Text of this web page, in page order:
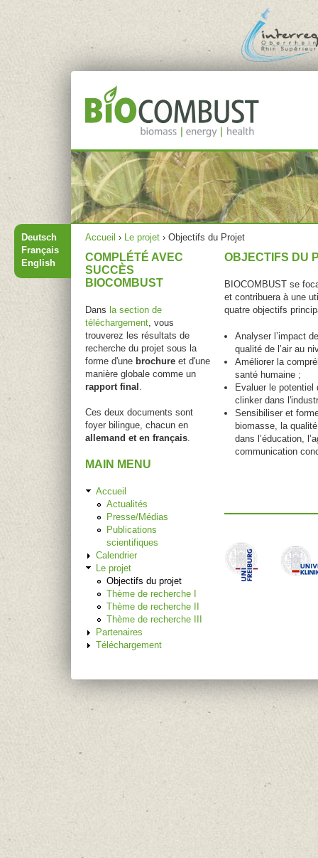
Jump to navigation
Vous êtes ici
Accueil › Le projet › Objectifs du Projet
OBJECTIFS DU
BIOCOMBUST se
et contribuera à une
quatre objectifs
Analyser l’impact
qualité de l’air au
Améliorer la
santé humaine ;
Evaluer le
clinker dans
Sensibiliser et
biomasse, la
dans l’éducation,
communication
COMPLÉTÉ AVEC
SUCCÈS
BIOCOMBUST
Dans la section de
téléchargement , vous
trouverez les résultats de
recherche du projet sous la
forme d'une brochure et d'une
manière globale comme un
rapport final
Ces deux documents sont
foyer bilingue, chacun en
allemand et en français
MAIN MENU
Accueil
Actualités
Presse/Médias
Publications
scientifiques
Calendrier
Le projet
Objectifs du projet
Thème de recherche I
Thème de recherche II
Thème de recherche III
Partenaires
Téléchargement
Deutsch
Français
English